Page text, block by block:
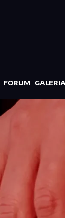
FORUM GALERIA